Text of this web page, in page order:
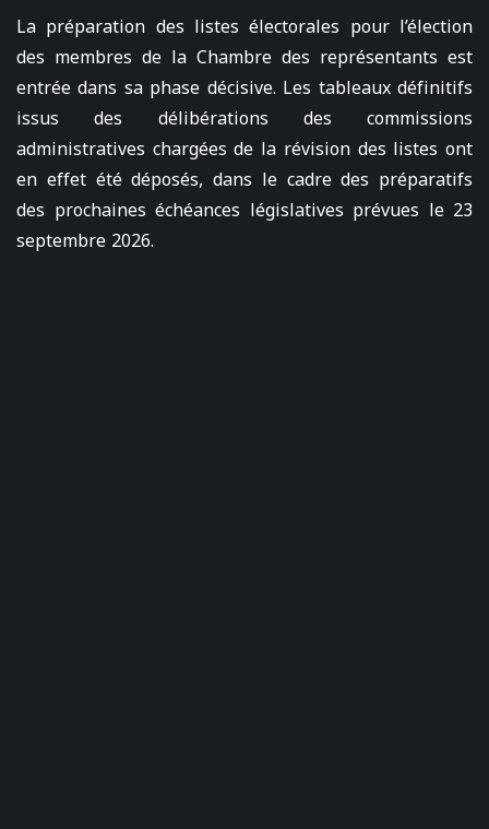
La préparation des listes électorales pour l’élection
des membres de la Chambre des représentants est
entrée dans sa phase décisive. Les tableaux définitifs
issus des délibérations des commissions
administratives chargées de la révision des listes ont
en effet été déposés, dans le cadre des préparatifs
des prochaines échéances législatives prévues le 23
septembre 2026.